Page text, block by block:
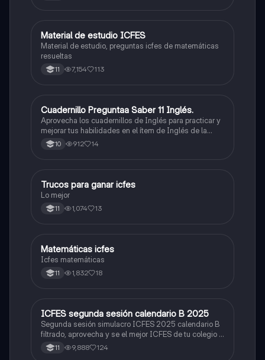
ICFES: Matemáticas
Material de estudio ICFES
Material de estudio, preguntas icfes de matemáticas
resueltas
11 7,154 113
ICFES: Inglés
Cuadernillo Preguntaa Saber 11 Inglés.
Aprovecha los cuadernillos de Inglés para practicar y
mejorar tus habilidades en el ítem de Inglés de la
Prueba Saber 11. 🫡
10 912 14
Química
Trucos para ganar icfes
Lo mejor
11 1,074 13
ICFES: Matemáticas
Matemáticas icfes
Icfes matemáticas
11 1,832 18
ICFES: Lectura Crítica
ICFES segunda sesión calendario B 2025
Segunda sesión simulacro ICFES 2025 calendario B
filtrado, aprovecha y se el mejor ICFES de tu colegio y
poder ingresar a universidad, y estudiar aquella
carrera con la que tanto sueñas.
11 9,888 124